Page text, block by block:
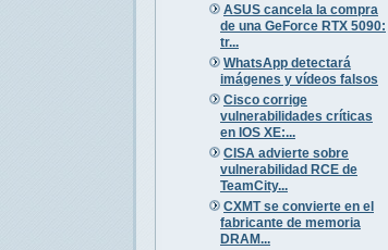
ASUS cancela la compra
de una GeForce RTX 5090:
tr...
WhatsApp detectará
imágenes y vídeos falsos
Cisco corrige
vulnerabilidades críticas
en IOS XE:...
CISA advierte sobre
vulnerabilidad RCE de
TeamCity...
CXMT se convierte en el
fabricante de memoria
DRAM...